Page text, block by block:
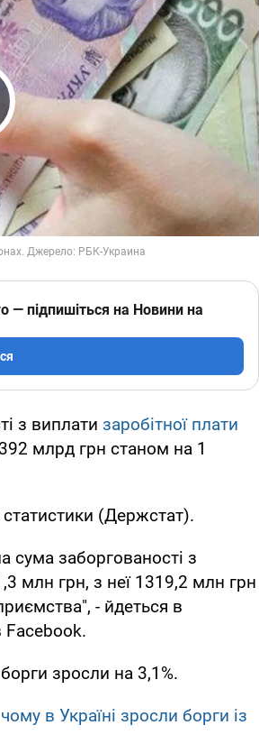
Video
— підпишіться на Новини на
з виплати заробітної плати
млрд грн станом на 1
(Держстат).
сума заборгованості з
млн грн, з неї 1319,2 млн грн
- йдеться в
Facebook.
зросли на 3,1%.
в Україні зросли борги із